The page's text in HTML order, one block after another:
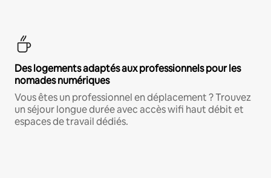
Des logements adaptés aux professionnels pour les
nomades numériques
Vous êtes un professionnel en déplacement ? Trouvez
un séjour longue durée avec accès wifi haut débit et
espaces de travail dédiés.